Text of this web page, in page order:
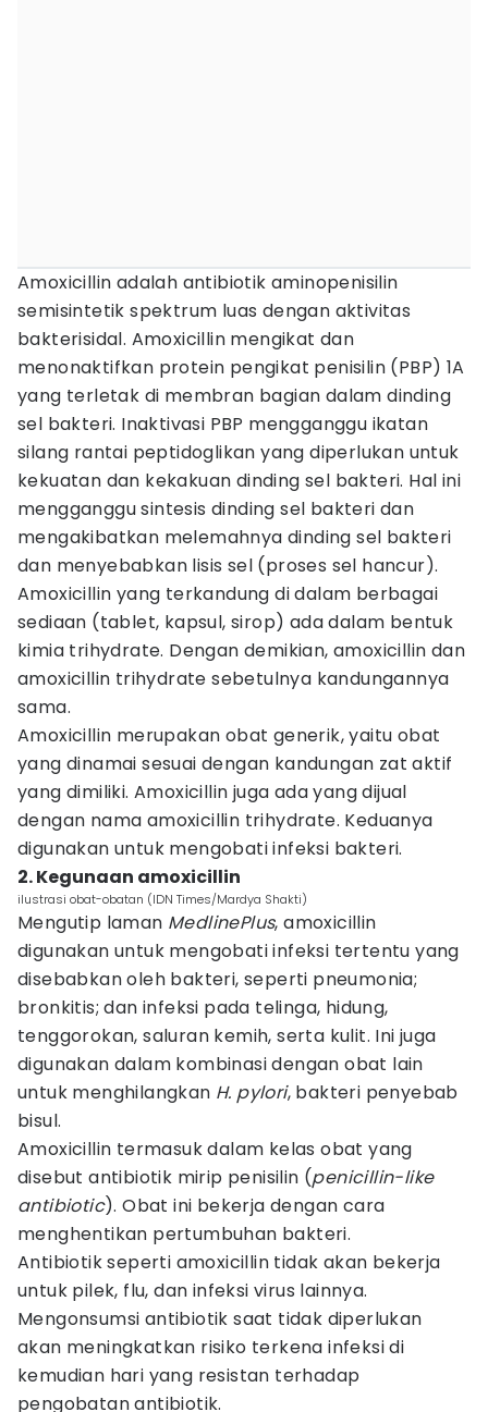
Amoxicillin adalah antibiotik aminopenisilin
semisintetik spektrum luas dengan aktivitas
bakterisidal. Amoxicillin mengikat dan
menonaktifkan protein pengikat penisilin (PBP) 1A
yang terletak di membran bagian dalam dinding
sel bakteri. Inaktivasi PBP mengganggu ikatan
silang rantai peptidoglikan yang diperlukan untuk
kekuatan dan kekakuan dinding sel bakteri. Hal ini
mengganggu sintesis dinding sel bakteri dan
mengakibatkan melemahnya dinding sel bakteri
dan menyebabkan lisis sel (proses sel hancur).
Amoxicillin yang terkandung di dalam berbagai
sediaan (tablet, kapsul, sirop) ada dalam bentuk
kimia trihydrate. Dengan demikian, amoxicillin dan
amoxicillin trihydrate sebetulnya kandungannya
sama.
Amoxicillin merupakan obat generik, yaitu obat
yang dinamai sesuai dengan kandungan zat aktif
yang dimiliki. Amoxicillin juga ada yang dijual
dengan nama amoxicillin trihydrate. Keduanya
digunakan untuk mengobati infeksi bakteri.
2. Kegunaan amoxicillin
ilustrasi obat-obatan (IDN Times/Mardya Shakti)
Mengutip laman MedlinePlus, amoxicillin
digunakan untuk mengobati infeksi tertentu yang
disebabkan oleh bakteri, seperti pneumonia;
bronkitis; dan infeksi pada telinga, hidung,
tenggorokan, saluran kemih, serta kulit. Ini juga
digunakan dalam kombinasi dengan obat lain
untuk menghilangkan H. pylori, bakteri penyebab
bisul.
Amoxicillin termasuk dalam kelas obat yang
disebut antibiotik mirip penisilin (penicillin-like
antibiotic). Obat ini bekerja dengan cara
menghentikan pertumbuhan bakteri.
Antibiotik seperti amoxicillin tidak akan bekerja
untuk pilek, flu, dan infeksi virus lainnya.
Mengonsumsi antibiotik saat tidak diperlukan
akan meningkatkan risiko terkena infeksi di
kemudian hari yang resistan terhadap
pengobatan antibiotik.